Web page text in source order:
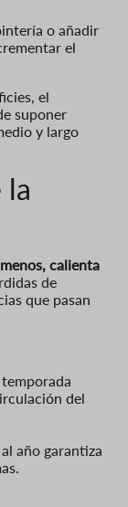
o añadir
el
el
suponer
y largo
calienta
de
que pasan
del
año garantiza